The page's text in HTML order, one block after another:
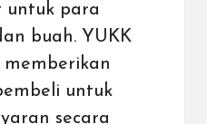
untuk para
buah. YUKK
memberikan
untuk
secara